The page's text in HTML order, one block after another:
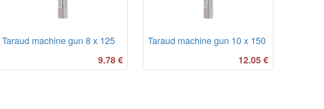
Taraud machine gun 8 x 125
9.78 €
Taraud machine gun 10 x 150
12.05€